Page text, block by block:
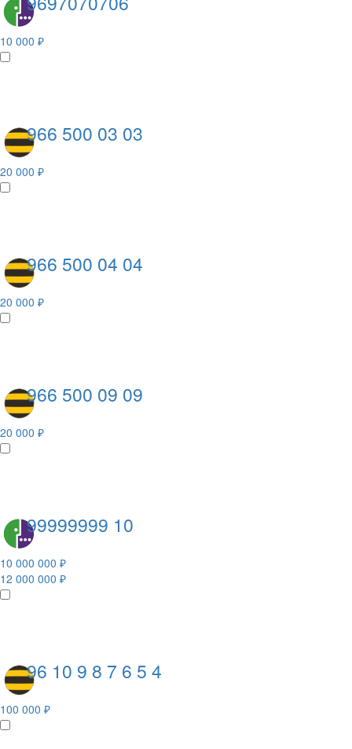
10 000 ₽
966 500 03 03
20 000 ₽
966 500 04 04
20 000 ₽
966 500 09 09
20 000 ₽
99999999 10
10 000 000 ₽
12 000 000 ₽
96 10 9 8 7 6 5 4
100 000 ₽